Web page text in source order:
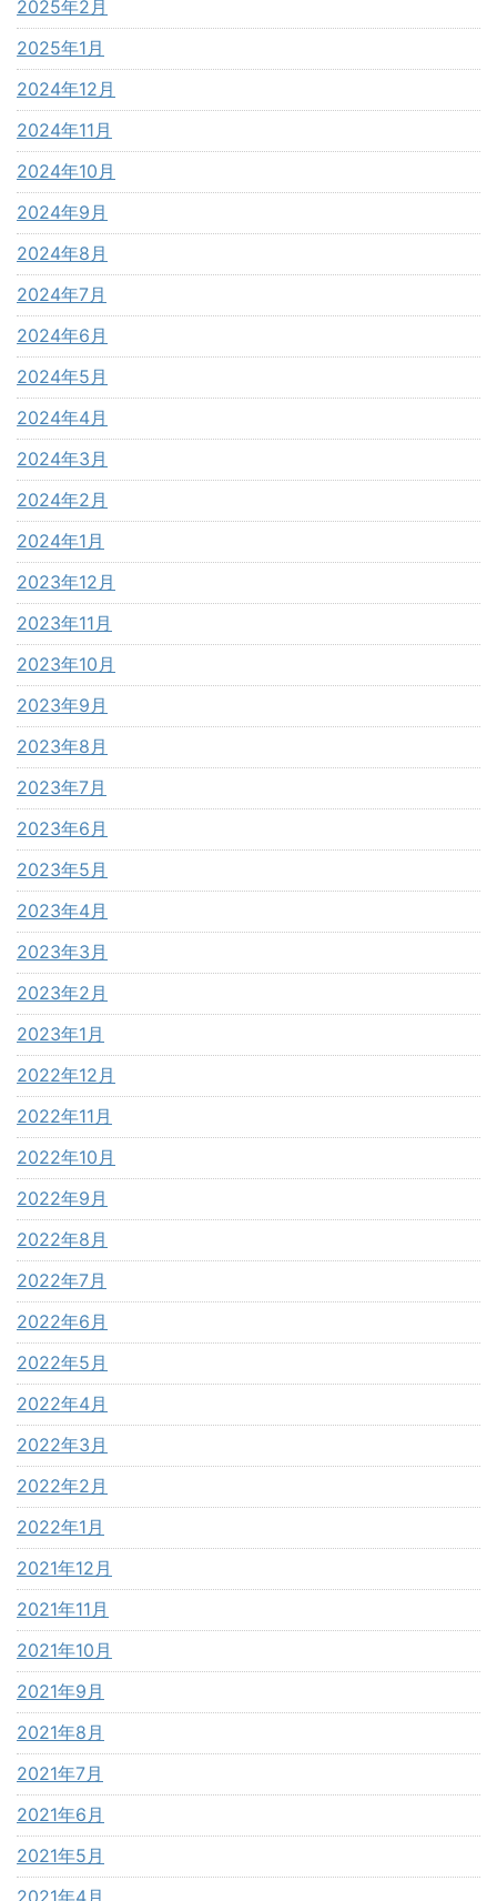
2025年2月
2025年1月
2024年12月
2024年11月
2024年10月
2024年9月
2024年8月
2024年7月
2024年6月
2024年5月
2024年4月
2024年3月
2024年2月
2024年1月
2023年12月
2023年11月
2023年10月
2023年9月
2023年8月
2023年7月
2023年6月
2023年5月
2023年4月
2023年3月
2023年2月
2023年1月
2022年12月
2022年11月
2022年10月
2022年9月
2022年8月
2022年7月
2022年6月
2022年5月
2022年4月
2022年3月
2022年2月
2022年1月
2021年12月
2021年11月
2021年10月
2021年9月
2021年8月
2021年7月
2021年6月
2021年5月
2021年4月